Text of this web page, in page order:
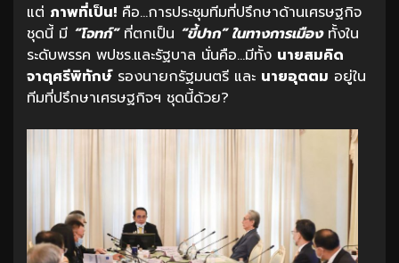
แต่ ภาพที่เป็น! คือ…การประชุมทีมที่ปรึกษาด้านเศรษฐกิจ
ชุดนี้ มี “โจทก์”ที่ตกเป็น “ขี้ปาก” ในทางการเมืองทั้งใน
ระดับพรรค พปชร.และรัฐบาล นั่นคือ…มีทั้ง นายสมคิด
จาตุศรีพิทักษ์รองนายกรัฐมนตรี และ นายอุตตม อยู่ใน
ทีมที่ปรึกษาเศรษฐกิจฯ ชุดนี้ด้วย?